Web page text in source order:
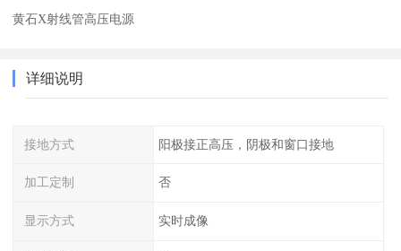
黄石X射线管高压电源
详细说明
接地方式 阳极接正高压，阴极和窗口接地
加工定制 否
显示方式 实时成像